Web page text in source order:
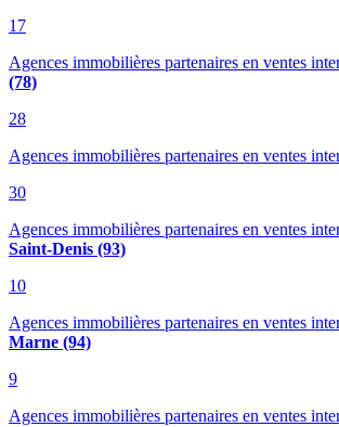
17
Agences immobilières partenaires en ventes
(78)
28
Agences immobilières partenaires en ventes
30
Agences immobilières partenaires en ventes
Saint-Denis (93)
10
Agences immobilières partenaires en ventes
Marne (94)
9
Agences immobilières partenaires en ventes